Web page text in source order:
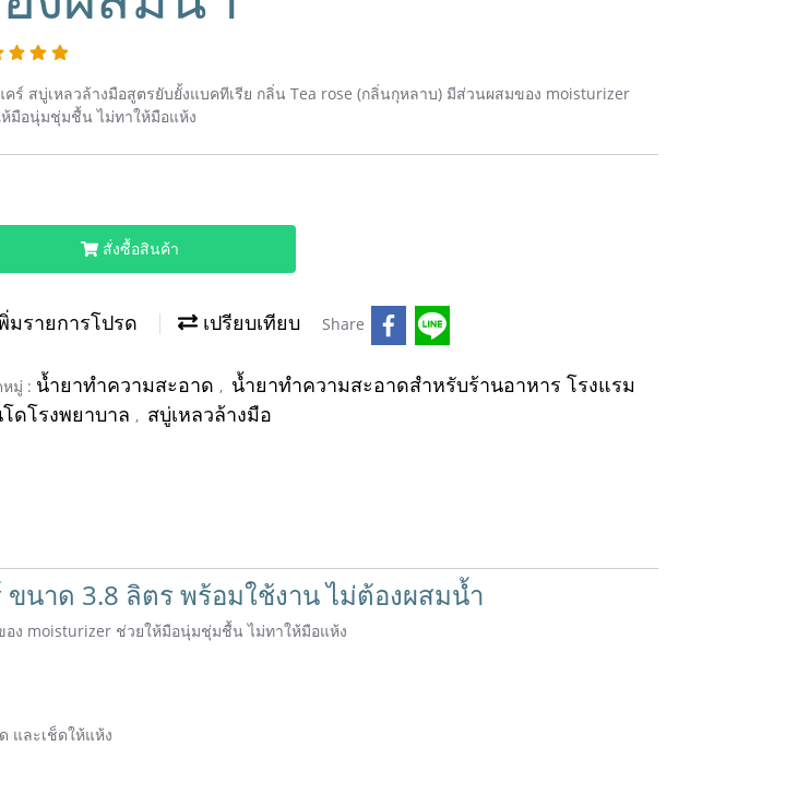
ร์ สบู่เหลวล้างมือสูตรยับยั้งแบคทีเรีย กลิ่น Tea rose (กลิ่นกุหลาบ) มีส่วนผสมของ moisturizer
มือนุ่มชุ่มชื้น ไม่ทาให้มือแห้ง
สั่งซื้อสินค้า
มรายการโปรด เปรียบเทียบ Share
มู่ : น้ำยาทำความสะอาด , น้ำยาทำความสะอาดสำหรับร้านอาหาร โรงแรม
ดโรงพยาบาล , สบู่เหลวล้างมือ
ขนาด 3.8 ลิตร พร้อมใช้งาน ไม่ต้องผสมน้ำ
ง moisturizer ช่วยให้มือนุ่มชุ่มชื้น ไม่ทาให้มือแห้ง
และเช็ดให้แห้ง